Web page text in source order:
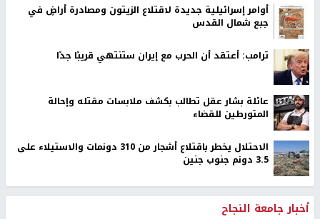
أوامر إسرائيلية جديدة لاقتلاع الزيتون ومصادرة أراضٍ في
جبع شمال القدس
ترامب: أعتقد أن الحرب مع إيران ستنتهي قريبًا جدًا
عائلة بشار عقل تطالب بكشف ملابسات مقتله وإحالة
المتورطين للقضاء
الاحتلال يخطر باقتلاع أشجار من 310 دونمات والاستيلاء على
3.5 دونم جنوب جنين
أخبار جامعة النجاح